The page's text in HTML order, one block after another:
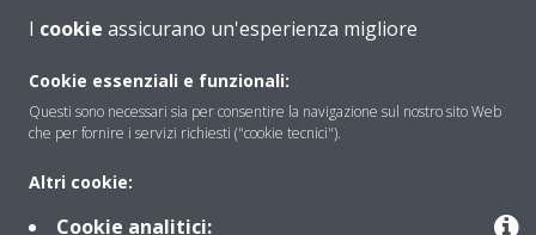
Soluzioni
Contattaci
I cookie assicurano un'esperienza migliore
Cookie essenziali e funzionali:
Questi sono necessari sia per consentire la navigazione sul nostro sito Web
che per fornire i servizi richiesti ("cookie tecnici").
Altri cookie:
Cookie analitici: